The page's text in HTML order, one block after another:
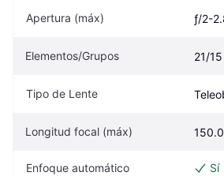
Apertura (máx) ƒ/2-
Elementos/Grupos 21/15
Tipo de Lente
Longitud focal (máx)
Enfoque automático Sí